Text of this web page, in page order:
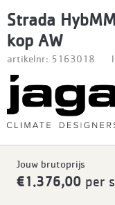
Strada
kop AW
artikelnr: 5163018
Jouw brutoprijs
€1.376,00 per